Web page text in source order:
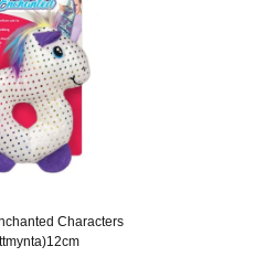
Characters